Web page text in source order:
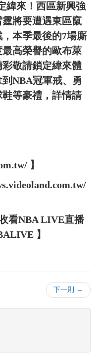
緯來！西區新興強
將要遭遇東區竄
本季最後的7場廝
高榮譽的歐布萊
敬請鎖定緯來體
NBA冠軍戒、勇
等豪禮，詳情請
】
看NBA LIVE直播
】
下一則 →